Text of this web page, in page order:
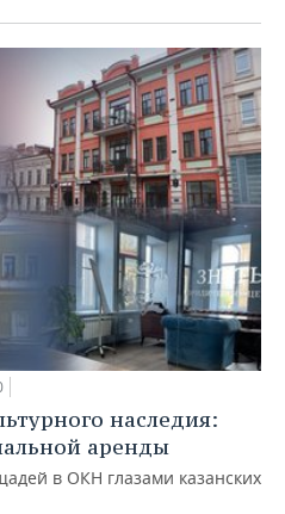
наследия:
аренды
в ОКН глазами казанских